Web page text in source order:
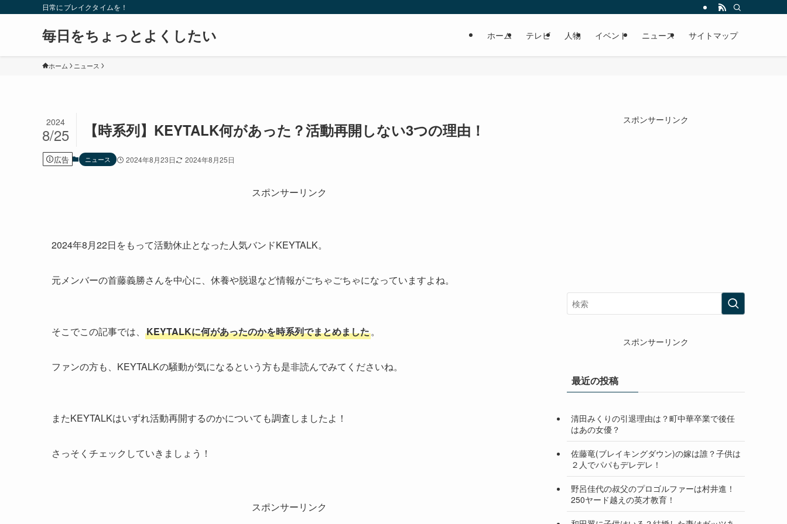
日常にブレイクタイムを！
毎日をちょっとよくしたい ホーム テレビ 人物 イベント ニュース サイトマップ
ホーム ニュース
【時系列】KEYTALK何があった？活動再開しない3つの理由！
2024
8/25
広告 ニュース 2024年8月23日 2024年8月25日
スポンサーリンク
2024年8月22日をもって活動休止となった人気バンドKEYTALK。
元メンバーの首藤義勝さんを中心に、休養や脱退など情報がごちゃごちゃになっていますよね。
そこでこの記事では、 KEYTALKに何があったのかを時系列でまとめました。
ファンの方も、KEYTALKの騒動が気になるという方も是非読んでみてくださいね。
またKEYTALKはいずれ活動再開するのかについても調査しましたよ！
さっそくチェックしていきましょう！
スポンサーリンク
スポンサーリンク
スポンサーリンク
最近の投稿
清田みくりの引退理由は？町中華卒業で後任
はあの女優？
佐藤竜(ブレイキングダウン)の嫁は誰？子供は
２人でパパもデレデレ！
野呂佳代の叔父のプロゴルファーは村井進！
250ヤード越えの英才教育！